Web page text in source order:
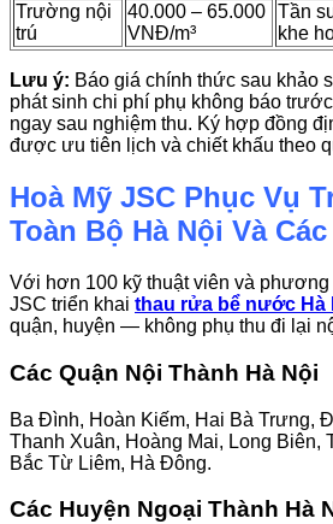
Trường nội
trú
40.000 – 65.000
VNĐ/m³
Tần
khe
Lưu ý: Báo giá chính thức sau khảo
phát sinh chi phí phụ không báo
ngay sau nghiệm thu. Ký hợp đồng
được ưu tiên lịch và chiết khấu theo
Hoà Mỹ JSC Phục Vụ
Toàn Bộ Hà Nội Và
Với hơn 100 kỹ thuật viên và
JSC triển khai thau rửa bể nước Hà
quận, huyện — không phụ thu đi lại
Các Quận Nội Thành Hà Nội
Ba Đình, Hoàn Kiếm, Hai Bà Trưng,
Thanh Xuân, Hoàng Mai, Long Biên,
Bắc Từ Liêm, Hà Đông.
Các Huyện Ngoại Thành Hà